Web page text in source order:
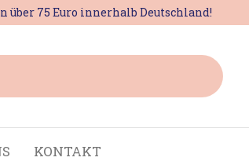
über 75 Euro innerhalb Deutschland!
KONTAKT